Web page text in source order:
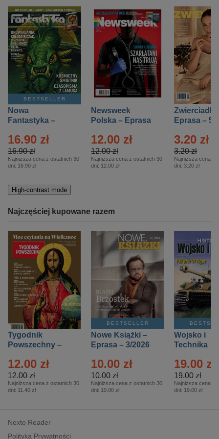
BESTSELLER
Nowa
Fantastyka –
16.90 zł
16.90 zł
Najniższa cena z ostatnich 30
dni: 16.90 zł
Newsweek
Polska – Eprasa
12.00 zł
12.00 zł
Najniższa cena z ostatnich 30
dni: 12.00 zł
Zwierciadło
Eprasa – 5/
3.20 zł
3.20 zł
Najniższa cena z
dni: 3.20 zł
High-contrast mode
Najczęściej kupowane razem
Tygodnik
Powszechny –
12.00 zł
12.00 zł
Najniższa cena z ostatnich 30
dni: 11.40 zł
BESTSELLER
Nowe Książki –
Eprasa – 3/2026
10.00 zł
10.00 zł
Najniższa cena z ostatnich 30
dni: 10.00 zł
Wojsko i
Technika
– 2/2026
19.00 zł
19.00 zł
Najniższa cena z
dni: 19.00 zł
Nexto Reader
Polityka Prywatności